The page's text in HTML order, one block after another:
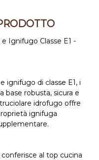
Ignifugo Classe E1 -
ignifugo di classe E1, i
base robusta, sicura e
idrofugo offre
ignifuga
al top cucina